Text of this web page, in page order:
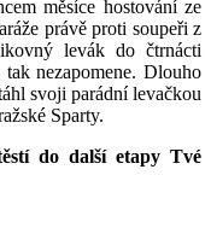
měsíce hostování ze
právě proti soupeři z
levák do čtrnácti
nezapomene. Dlouho
svoji parádní levačkou
Sparty.
do další etapy Tvé